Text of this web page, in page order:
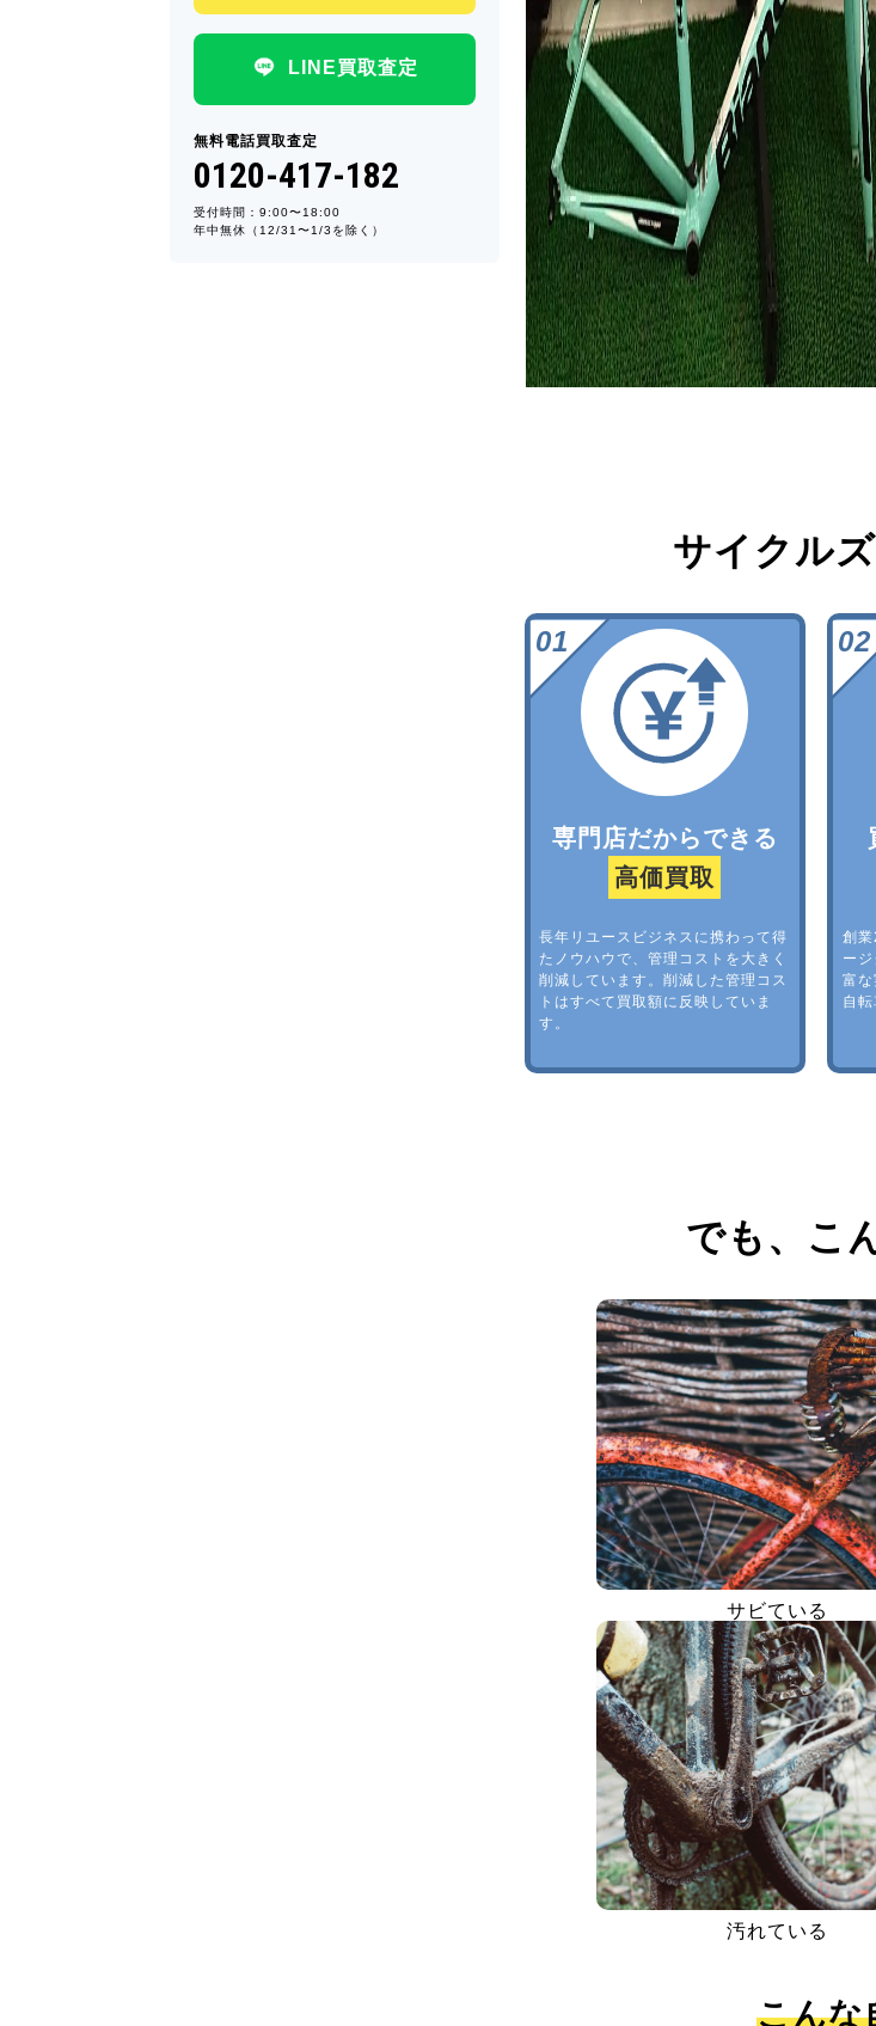
サイクル
専門店だからできる
高価買取
長年リユースビジネスに携わって得
たノウハウで、管理コストを大きく
削減しています。削減した管理コス
トはすべて買取額に反映していま
す。
創
ー
富
自
でも、 こ
サビている
汚れている
こんな
LINE買取査定
無料電話買取査定
0120-417-182
受付時間：9:00〜18:00
年中無休（12/31〜1/3を除く）